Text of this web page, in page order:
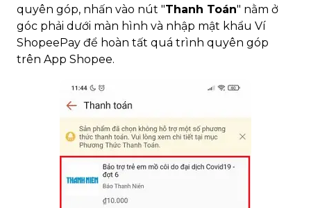
quyên góp, nhấn vào nút "Thanh Toán" nằm ở
góc phải dưới màn hình và nhập mật khẩu Ví
ShopeePay để hoàn tất quá trình quyên góp
trên App Shopee.